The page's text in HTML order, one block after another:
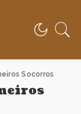
Socorros